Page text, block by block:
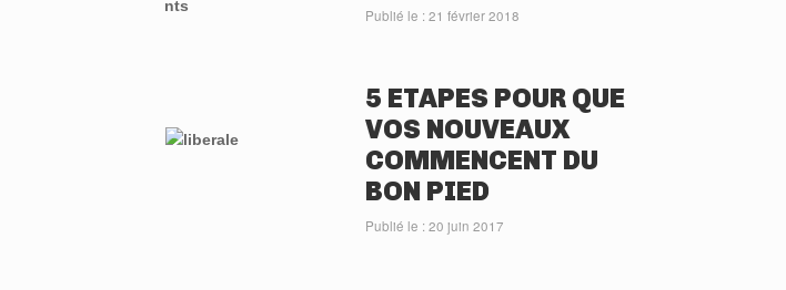
Publié le : 21 février 2018
5 ETAPES POUR QUE
VOS NOUVEAUX
COMMENCENT DU
BON PIED
Publié le : 20 juin 2017